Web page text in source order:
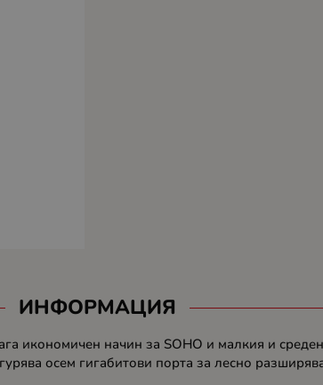
ИНФОРМАЦИЯ
икономичен начин за SOHO и малкия и
осем гигабитови порта за лесно